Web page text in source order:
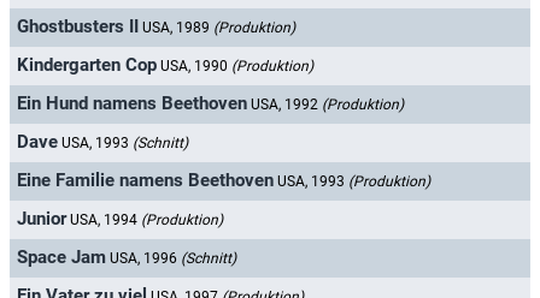
Ghostbusters II USA, 1989 (Produktion)
Kindergarten Cop USA, 1990 (Produktion)
Ein Hund namens Beethoven USA, 1992 (Produktion)
Dave USA, 1993 (Schnitt)
Eine Familie namens Beethoven USA, 1993 (Produktion)
Junior USA, 1994 (Produktion)
Space Jam USA, 1996 (Schnitt)